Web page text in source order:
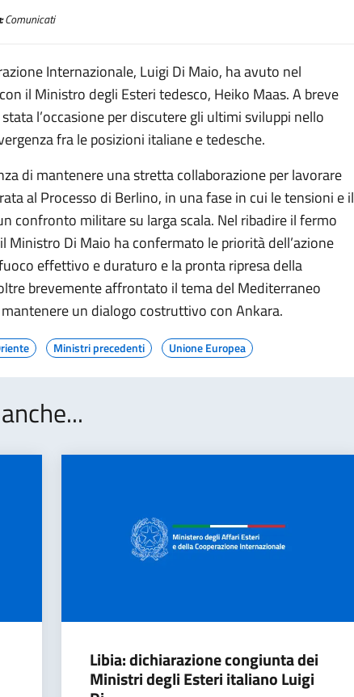
Comunicati
Internazionale, Luigi Di Maio, ha avuto nel
il Ministro degli Esteri tedesco, Heiko Maas. A breve
l’occasione per discutere gli ultimi sviluppi nello
fra le posizioni italiane e tedesche.
di mantenere una stretta collaborazione per lavorare
al Processo di Berlino, in una fase in cui le tensioni e il
confronto militare su larga scala. Nel ribadire il fermo
Ministro Di Maio ha confermato le priorità dell’azione
effettivo e duraturo e la pronta ripresa della
brevemente affrontato il tema del Mediterraneo
un dialogo costruttivo con Ankara.
Ministri precedenti Unione Europea
Libia: dichiarazione congiunta dei
Ministri degli Esteri italiano Luigi